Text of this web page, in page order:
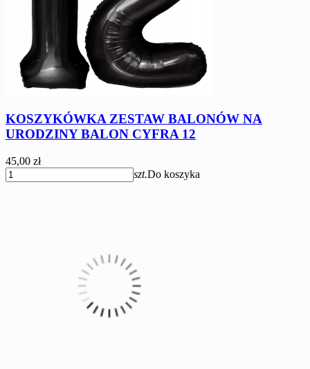
KOSZYKÓWKA ZESTAW BALONÓW NA
URODZINY BALON CYFRA 12
45,00 zł
szt.Do koszyka